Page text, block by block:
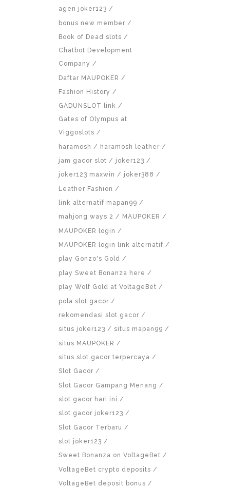
agen joker123
bonus new member
Book of Dead slots
Chatbot Development
Company
Daftar MAUPOKER
Fashion History
GADUNSLOT link
Gates of Olympus at
Viggoslots
haramosh
haramosh leather
jam gacor slot
joker123
joker123 maxwin
joker388
Leather Fashion
link alternatif mapan99
mahjong ways 2
MAUPOKER
MAUPOKER login
MAUPOKER login link alternatif
play Gonzo's Gold
play Sweet Bonanza here
play Wolf Gold at VoltageBet
pola slot gacor
rekomendasi slot gacor
situs joker123
situs mapan99
situs MAUPOKER
situs slot gacor terpercaya
Slot Gacor
Slot Gacor Gampang Menang
slot gacor hari ini
slot gacor joker123
Slot Gacor Terbaru
slot joker123
Sweet Bonanza on VoltageBet
VoltageBet crypto deposits
VoltageBet deposit bonus